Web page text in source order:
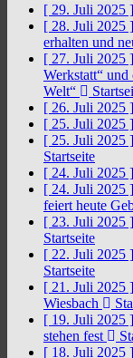
[ 29. Juli 2025 ]
[ 28. Juli 2025 ]
erhalten und
[ 27. Juli 2025 ]
Werkstatt“ und
Welt“
[ 26. Juli 2025 ]
[ 25. Juli 2025 ]
[ 25. Juli 2025 ]
Startseite
[ 24. Juli 2025 ]
[ 24. Juli 2025 ]
feiert heute
[ 23. Juli 2025 ]
Startseite
[ 22. Juli 2025 ]
Startseite
[ 21. Juli 2025 ]
Wiesbach
[ 19. Juli 2025 ]
stehen fest
[ 18. Juli 2025 ]